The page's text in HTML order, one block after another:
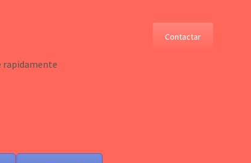
rapidamente
Contactar